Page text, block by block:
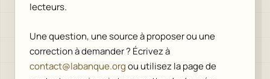
lecteurs.
Une question, une source à proposer ou une
correction à demander ? Écrivez à
contact@labanque.orgou utilisez la page de